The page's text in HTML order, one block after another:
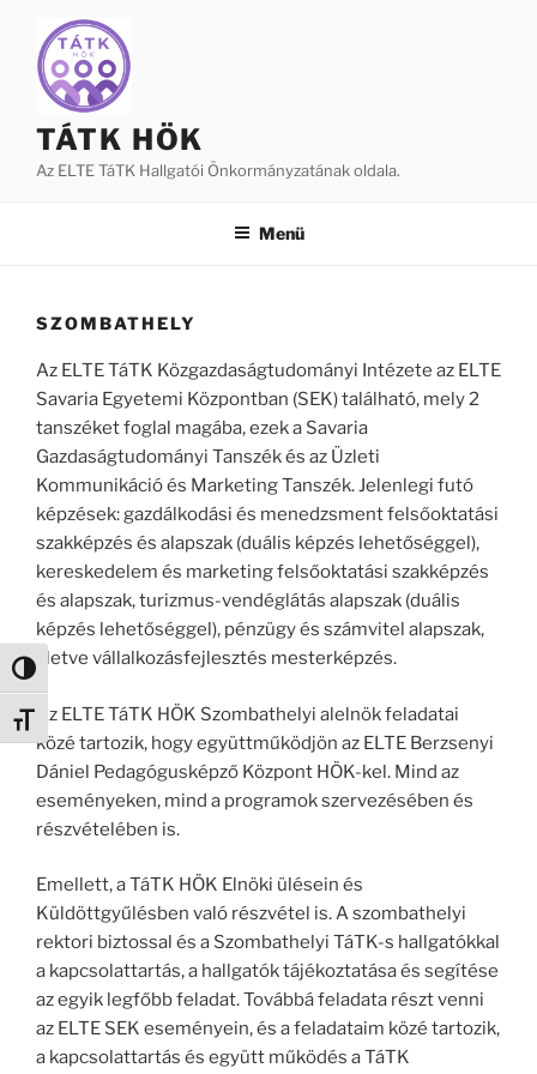
Nagy kontraszt váltása
Betűméret váltása
TÁTK HÖK
Az ELTE TáTK Hallgatói Önkormányzatának oldala.
Menü
SZOMBATHELY
Az ELTE TáTK Közgazdaságtudományi Intézete az ELTE
Savaria Egyetemi Központban (SEK) található, mely 2
tanszéket foglal magába, ezek a Savaria
Gazdaságtudományi Tanszék és az Üzleti
Kommunikáció és Marketing Tanszék. Jelenlegi futó
képzések: gazdálkodási és menedzsment felsőoktatási
szakképzés és alapszak (duális képzés lehetőséggel),
kereskedelem és marketing felsőoktatási szakképzés
és alapszak, turizmus-vendéglátás alapszak (duális
képzés lehetőséggel), pénzügy és számvitel alapszak,
illetve vállalkozásfejlesztés mesterképzés.
Az ELTE TáTK HÖK Szombathelyi alelnök feladatai
közé tartozik, hogy együttműködjön az ELTE Berzsenyi
Dániel Pedagógusképző Központ HÖK-kel. Mind az
eseményeken, mind a programok szervezésében és
részvételében is.
Emellett, a TáTK HÖK Elnöki ülésein és
Küldöttgyűlésben való részvétel is. A szombathelyi
rektori biztossal és a Szombathelyi TáTK-s hallgatókkal
a kapcsolattartás, a hallgatók tájékoztatása és segítése
az egyik legfőbb feladat. Továbbá feladata részt venni
az ELTE SEK eseményein, és a feladataim közé tartozik,
a kapcsolattartás és együtt működés a TáTK